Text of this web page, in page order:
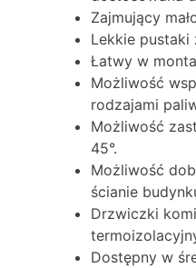
Zajmujący
Lekkie pustaki
Łatwy w
Możliwość
rodzajami
Możliwość
45°.
Możliwość
ścianie
Drzwiczki
Dostępny w